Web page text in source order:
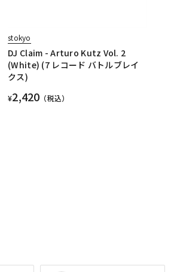
stokyo
DJ Claim - Arturo Kutz Vol. 2
(White) (7 レコード バトルブレイ
クス)
¥2,420 （税込）